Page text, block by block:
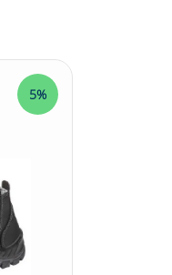
agentes
(sola)
A
e
ao
uma
5%